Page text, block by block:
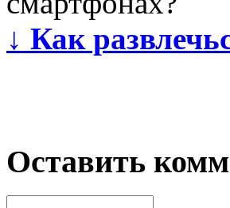
↓ Как
Оставить